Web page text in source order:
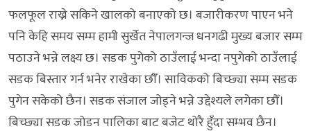
फलफूल राख्ने सकिने खालको बनाएको छ। बजारीकरण पाएन भने
पनि केहि समय सम्म हामी सुर्खेत नेपालगन्ज धनगढी मुख्य बजार सम्म
पठाउने भन्ने लक्ष्य छ। सडक पुगेको ठाउँलाई भन्दा नपुगेको ठाउँलाई
सडक बिस्तार गर्न भनेर राखेका छौँ। साविकको बिच्छ्या सम्म सडक
पुगेन सकेको छैन। सडक संजाल जोड्ने भन्ने उद्देश्यले लगेका छौँ।
बिच्छ्या सडक जोडन पालिका बाट बजेट थोरै हुँदा सम्भव छैन।